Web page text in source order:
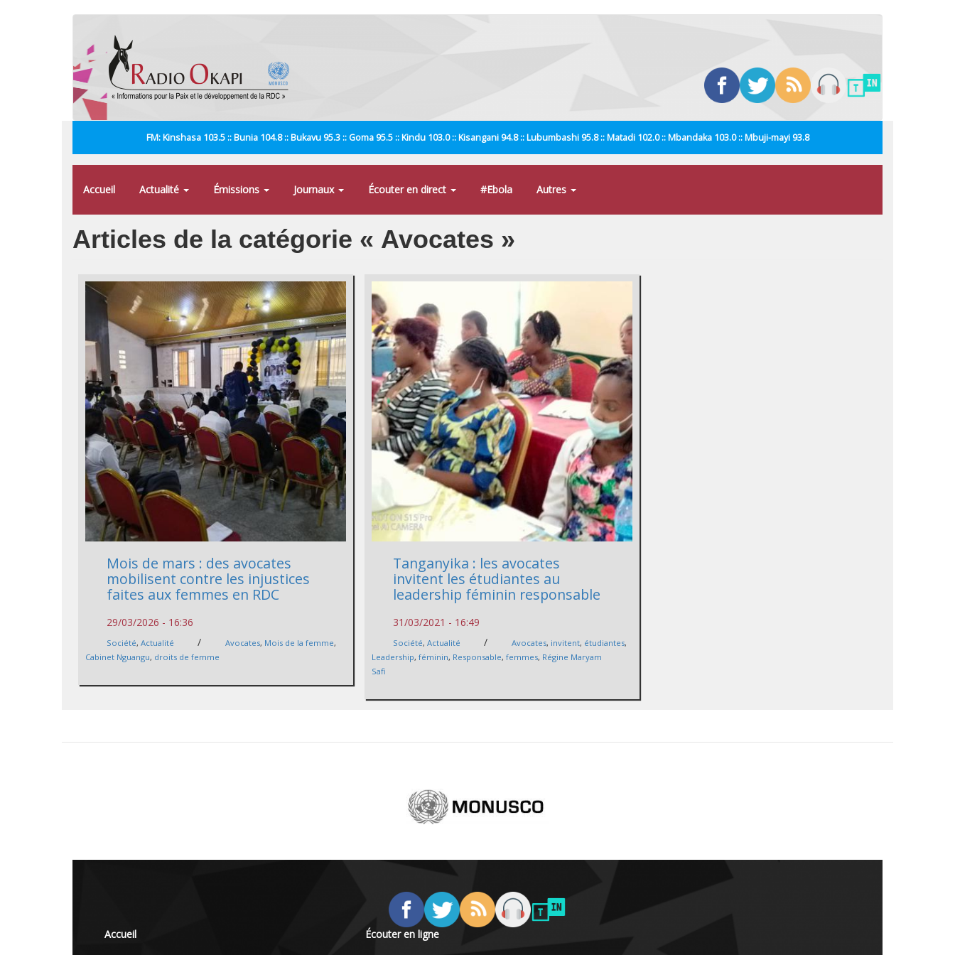
FM: Kinshasa 103.5 :: Bunia 104.8 :: Bukavu 95.3 :: Goma 95.5 :: Kindu 103.0 :: Kisangani 94.8 :: Lubumbashi 95.8 :: Matadi 102.0 :: Mbandaka 103.0 :: Mbuji-mayi 93.8
Accueil Actualité Émissions Journaux Écouter en direct #Ebola Autres
Articles de la catégorie « Avocates »
Mois de mars : des avocates
mobilisent contre les injustices
faites aux femmes en RDC
29/03/2026 - 16:36
Société,Actualité / Avocates, Mois de la femme,
Cabinet Nguangu, droits de femme
Tanganyika : les avocates
invitent les étudiantes au
leadership féminin responsable
31/03/2021 - 16:49
Société,Actualité / Avocates, invitent, étudiantes,
Leadership,féminin, Responsable,femmes, Régine Maryam
Safi
Accueil Écouter en ligne